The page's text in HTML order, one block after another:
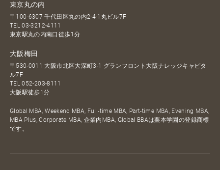
東京丸の内
〒100-6307 千代田区丸の内2-4-1丸ビル7F
TEL03-3212-4111
東京駅丸の内南口徒歩1分
大阪梅田
〒530-0011 大阪市北区大深町3-1 グランフロント大阪ナレッジキャピタ
ル7F
TEL052-203-8111
大阪駅徒歩1分
Global MBA, Weekend MBA, Full-time MBA, Part-time MBA, Evening MBA,
MBA Plus, Corporate MBA, 企業内MBA, Global BBAは栗本学園の登録商標
です。